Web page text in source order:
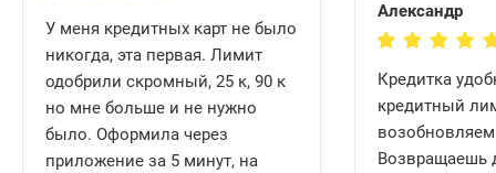
У меня кредитных карт не было
никогда, эта первая. Лимит
одобрили скромный, 25 к, 90 к
но мне больше и не нужно
было. Оформила через
приложение за 5 минут, на
Александр
Кредитка
кредитный
Возвращаешь